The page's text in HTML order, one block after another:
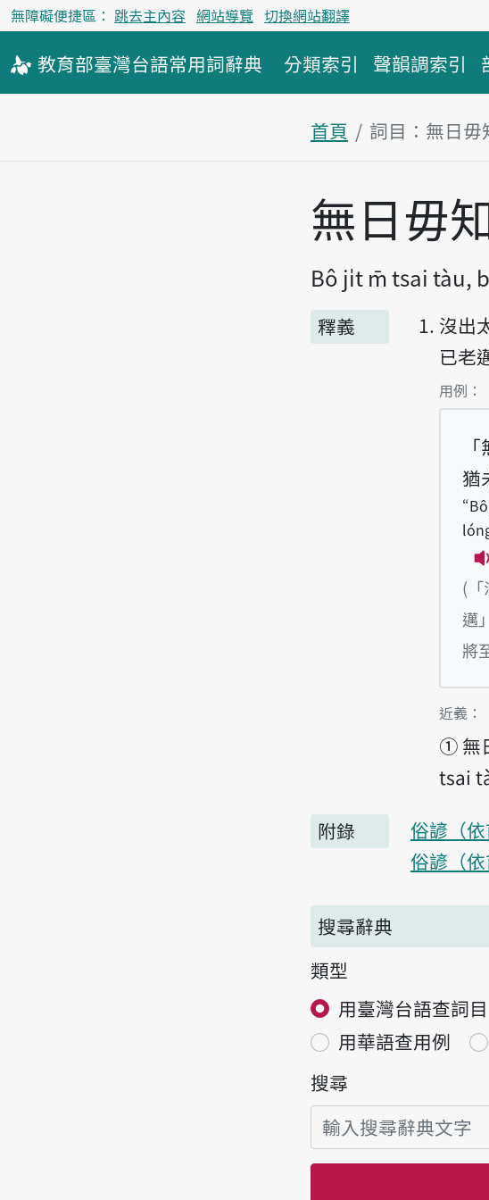
無障礙便捷區： 跳去主內容 網站導覽 切換網站翻譯
教育部臺灣台語常用詞辭典 分類索引 聲韻調索引
首頁 詞目：無日毋
主內容區塊
無日毋
Bô ji̍t m̄ tsai tàu,
釋義
沒出
已老
第1項釋
用例：
猶
(「
邁
將
第1項釋
近義：
① 無
tsai
附錄
俗諺（
俗諺（
搜尋辭典
類型
用臺灣台語查詞目
用華語查用例
搜尋